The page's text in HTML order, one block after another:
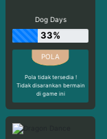
Dog Days
33%
Pola tidak tersedia !
Tidak disarankan bermain
di game ini